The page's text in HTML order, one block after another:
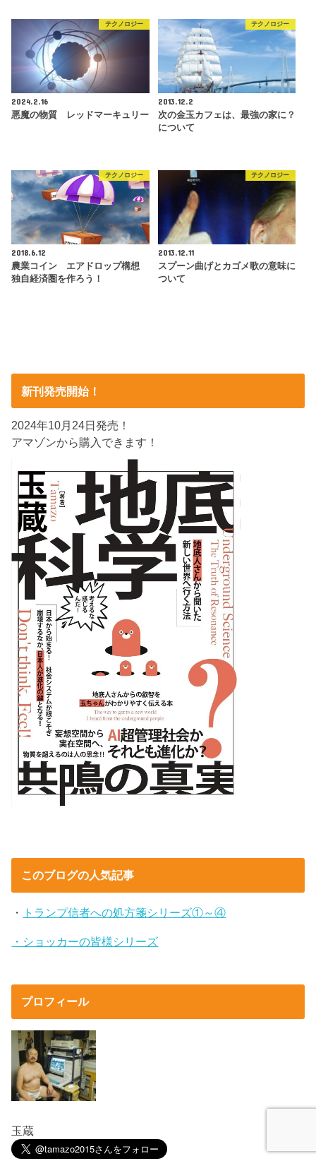
テクノロジー
2024.2.16
悪魔の物質 レッドマーキュリー
テクノロジー
2013.12.2
次の金玉カフェは、最強の家に？
について
テクノロジー
2018.6.12
農業コイン エアドロップ構想
独自経済圏を作ろう！
テクノロジー
2013.12.11
スプーン曲げとカゴメ歌の意味に
ついて
新刊発売開始！
2024年10月24日発売！
アマゾンから購入できます！
このブログの人気記事
・ トランプ信者への処方箋シリーズ①～④
・ショッカーの皆様シリーズ
プロフィール
玉蔵